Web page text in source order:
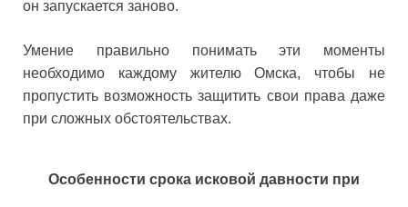
он запускается заново.
Умение правильно понимать эти моменты
необходимо каждому жителю Омска, чтобы не
пропустить возможность защитить свои права даже
при сложных обстоятельствах.
Особенности срока исковой давности при